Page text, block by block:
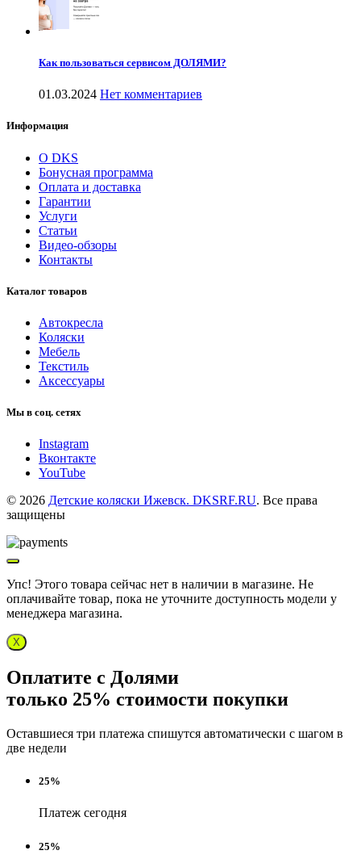
Как пользоваться сервисом ДОЛЯМИ?
01.03.2024 Нет комментариев
Информация
О DKS
Бонусная программа
Оплата и доставка
Гарантии
Услуги
Статьи
Видео-обзоры
Контакты
Каталог товаров
Автокресла
Коляски
Мебель
Текстиль
Аксессуары
Мы в соц. сетях
Instagram
Вконтакте
YouTube
© 2026 Детские коляски Ижевск. DKSRF.RU. Все права
защищены
Упс! Этого товара сейчас нет в наличии в магазине. Не
оплачивайте товар, пока не уточните доступность модели у
менеджера магазина.
X
Оплатите с Долями
только 25% стоимости покупки
Оставшиеся три платежа спишутся автоматически с шагом в
две недели
25%
Платеж сегодня
25%